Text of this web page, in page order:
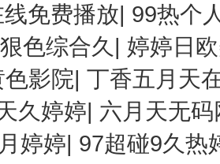
免费播放| 99热个
色综合久 | 婷婷日
影院| 丁香五月天
久婷婷| 六月天无码
婷婷| 97超碰9久热